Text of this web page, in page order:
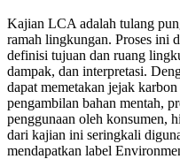
Kajian LCA adalah tulang
ramah lingkungan. Proses ini
definisi tujuan dan ruang
dampak, dan interpretasi.
dapat memetakan jejak
pengambilan bahan mentah,
penggunaan oleh konsumen,
dari kajian ini seringkali
mendapatkan label